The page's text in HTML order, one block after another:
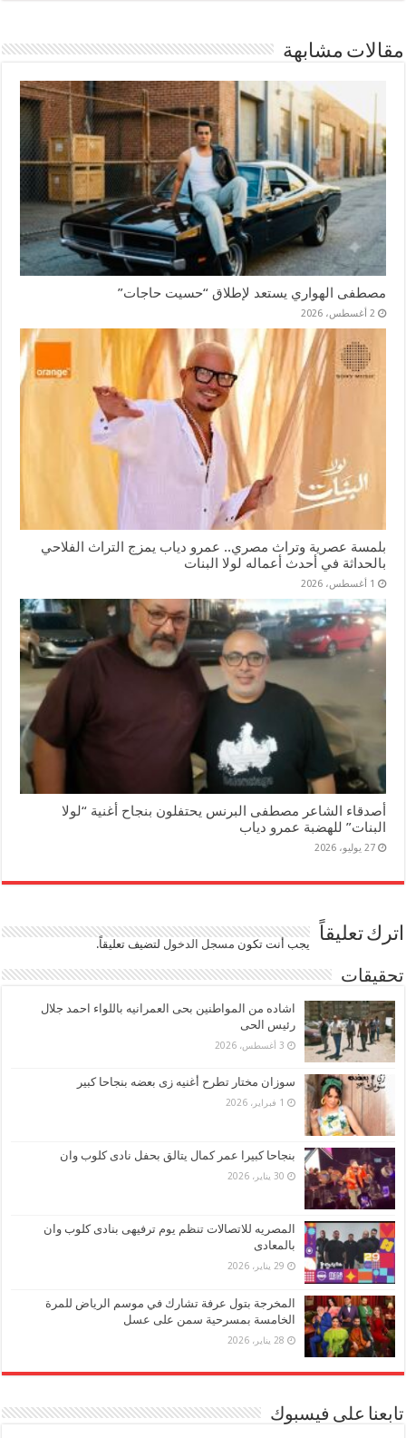
مقالات مشابهة
مصطفى الهواري يستعد لإطلاق “حسيت حاجات”
2 أغسطس، 2026
بلمسة عصرية وتراث مصري.. عمرو دياب يمزج التراث الفلاحي
بالحداثة في أحدث أعماله لولا البنات
1 أغسطس، 2026
أصدقاء الشاعر مصطفى البرنس يحتفلون بنجاح أغنية “لولا
البنات” للهضبة عمرو دياب
27 يوليو، 2026
اترك تعليقاً يجب أنت تكون مسجل الدخول لتضيف تعليقاً.
تحقيقات
اشاده من المواطنين بحى العمرانيه باللواء احمد جلال
رئيس الحى
3 أغسطس، 2026
سوزان مختار تطرح أغنيه زى بعضه بنجاحا كبير
1 فبراير، 2026
بنجاحا كبيرا عمر كمال يتالق بحفل نادى كلوب وان
30 يناير، 2026
المصريه للاتصالات تنظم يوم ترفيهى بنادى كلوب وان
بالمعادى
29 يناير، 2026
المخرجة بتول عرفة تشارك في موسم الرياض للمرة
الخامسة بمسرحية سمن على عسل
28 يناير، 2026
تابعنا على فيسبوك